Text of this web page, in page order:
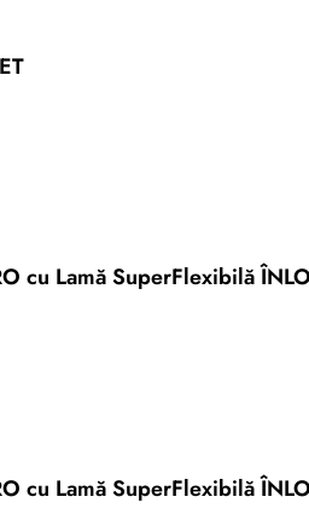
cu Lamă SuperFlexibilă
cu Lamă SuperFlexibilă